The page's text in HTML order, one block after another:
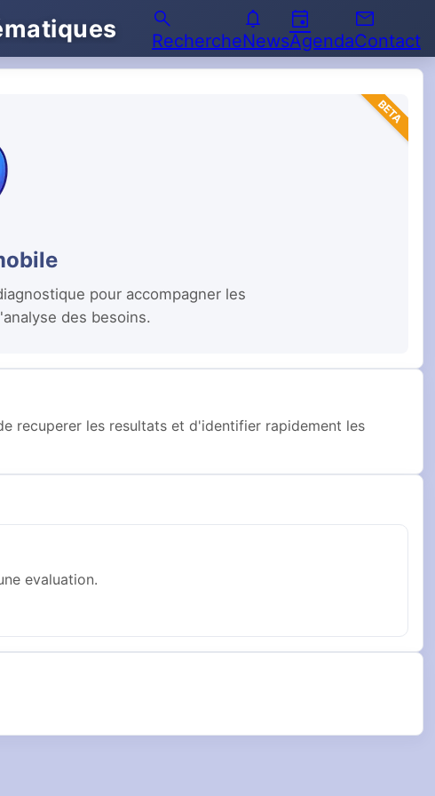
search
Recherche
notifications
News
event
Agenda
email
Contact
BETA
pour accompagner les
des besoins.
recuperer les resultats et d'identifier rapidement les
evaluation.